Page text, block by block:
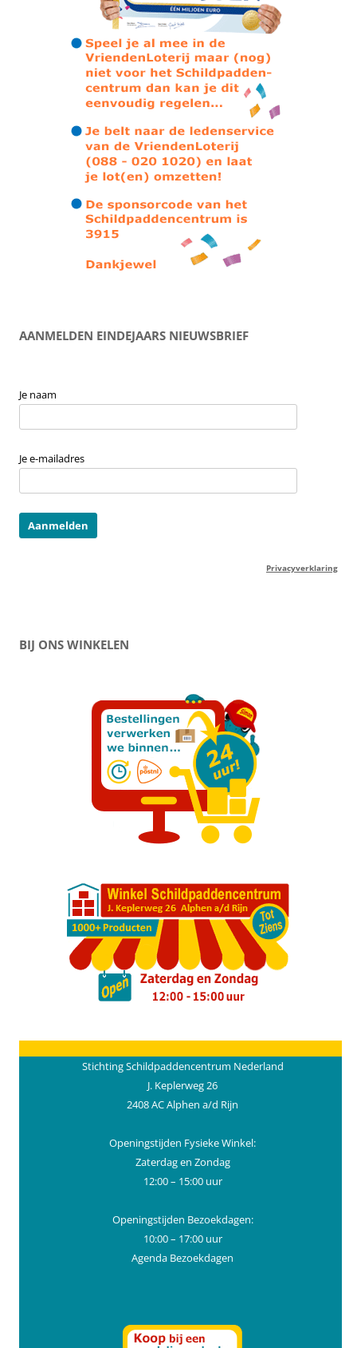
AANMELDEN EINDEJAARS NIEUWSBRIEF
Je naam
Je e-mailadres
Privacyverklaring
BIJ ONS WINKELEN
Stichting Schildpaddencentrum Nederland
J. Keplerweg 26
2408 AC Alphen a/d Rijn
Openingstijden Fysieke Winkel:
Zaterdag en Zondag
12:00 – 15:00 uur
Openingstijden Bezoekdagen:
10:00 – 17:00 uur
Agenda Bezoekdagen